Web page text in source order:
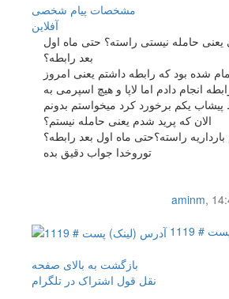
مشخصات پیام شخصی
آفلاين
یعنی حامله نیستی راسته؟ حتی ماه اول
بعد رابطه؟
شده بود که رابطه داشتم یعنی امروز
انجام دادم اما لاپا و هیچ اسپرمی به
یکم برخورد کرد میخواستم بدونم
الان که پرید شدم یعنی حامله نیستم؟
راسته؟حتی ماه اول بعد رابطه؟
توروخدا جواب دقیق بده
aminm,
# 1119
بازگشت به بالای صفحه
نقل قول اشتراک در تلگرام